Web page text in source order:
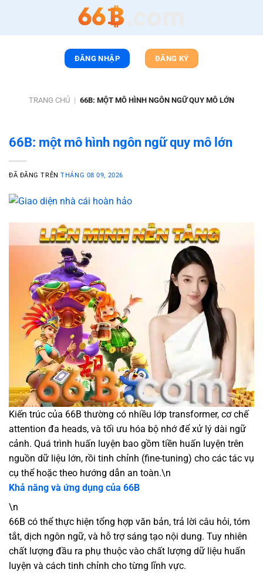
nội
ĐĂNG NHẬP ĐĂNG KÝ
TRANG CHỦ | 66B: MỘT MÔ HÌNH NGÔN NGỮ QUY MÔ LỚN
66B: một mô hình ngôn ngữ quy mô lớn
ĐÃ ĐĂNG TRÊNTHÁNG 08 09, 2026
Kiến trúc của 66B thường có nhiều lớp transformer, cơ chế
attention đa heads, và tối ưu hóa bộ nhớ để xử lý dài ngữ
cảnh. Quá trình huấn luyện bao gồm tiền huấn luyện trên
nguồn dữ liệu lớn, rồi tinh chỉnh (fine-tuning) cho các tác vụ
cụ thể hoặc theo hướng dẫn an toàn.\n
Khả năng và ứng dụng của 66B
\n
66B có thể thực hiện tổng hợp văn bản, trả lời câu hỏi, tóm
tắt, dịch ngôn ngữ, và hỗ trợ sáng tạo nội dung. Tuy nhiên
chất lượng đầu ra phụ thuộc vào chất lượng dữ liệu huấn
luyện và cách tinh chỉnh cho từng lĩnh vực.